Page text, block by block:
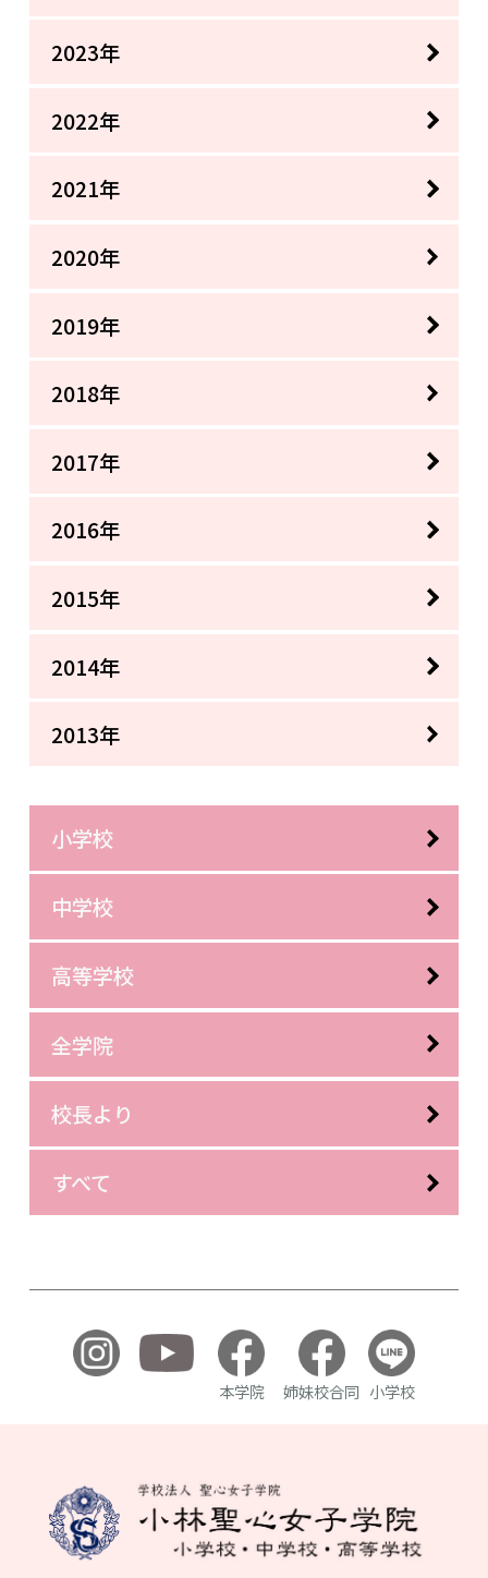
2023年
2022年
2021年
2020年
2019年
2018年
2017年
2016年
2015年
2014年
2013年
小学校
中学校
高等学校
全学院
校長より
すべて
本学院 姉妹校合同 小学校